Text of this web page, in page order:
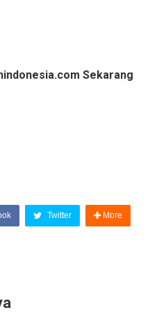
Sekarang
Twitter More